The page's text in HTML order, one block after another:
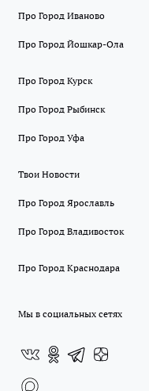
Про Город Иваново
Про Город Йошкар-Ола
Про Город Курск
Про Город Рыбинск
Про Город Уфа
Твои Новости
Про Город Ярославль
Про Город Владивосток
Про Город Краснодара
Мы в социальных сетях